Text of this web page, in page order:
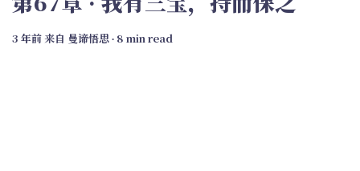
3 年前来自 曼谛悟思∙ 8 min read